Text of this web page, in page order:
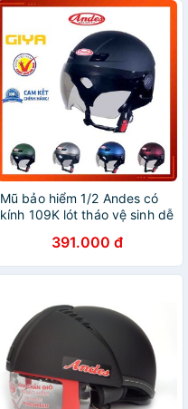
Mũ bảo hiểm 1/2 Andes có
kính 109K lót tháo vệ sinh dễ
hãng nhiều màu
391.000 đ